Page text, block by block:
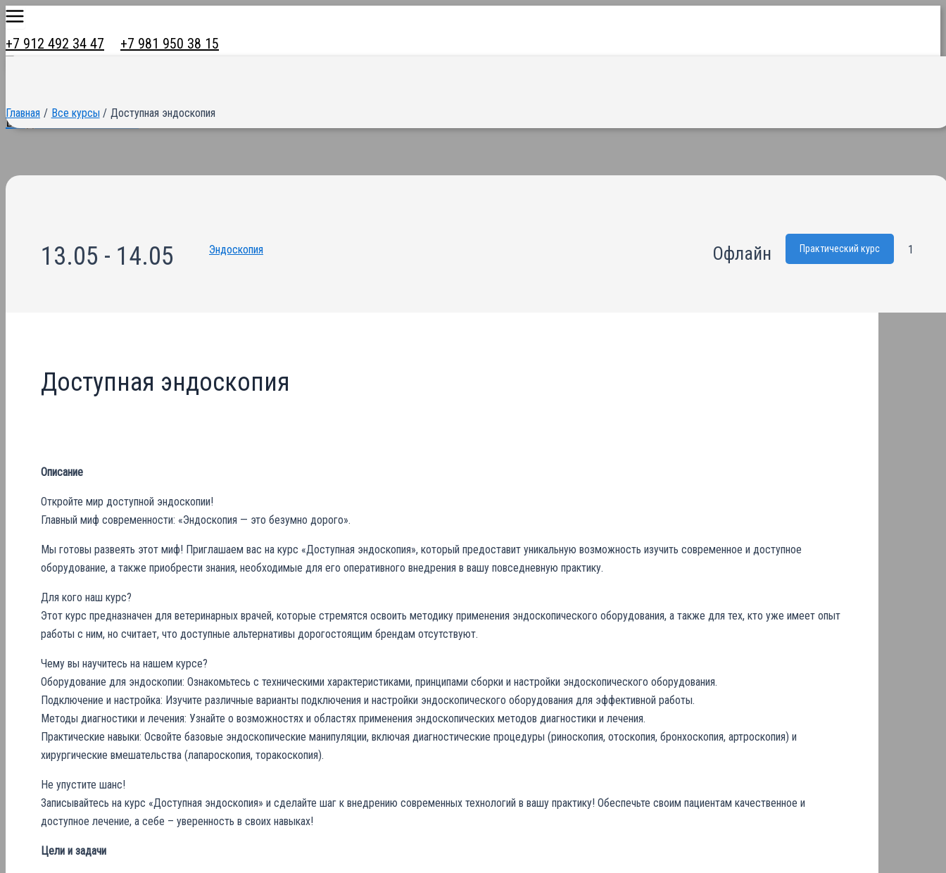
Перейти
содержимому
Main
Menu
+7 912 492 34 47 +7 981 950 38 15
Вход в личный кабинет
Главная Все курсы Доступная эндоскопия
13.05 - 14.05 Эндоскопия Офлайн Практический курс 1
Доступная эндоскопия
Описание
Откройте мир доступной эндоскопии!
Главный миф современности: «Эндоскопия — это безумно дорого».
Мы готовы развеять этот миф! Приглашаем вас на курс «Доступная эндоскопия», который предоставит уникальную возможность изучить современное и доступное
оборудование, а также приобрести знания, необходимые для его оперативного внедрения в вашу повседневную практику.
Для кого наш курс?
Этот курс предназначен для ветеринарных врачей, которые стремятся освоить методику применения эндоскопического оборудования, а также для тех, кто уже имеет опыт
работы с ним, но считает, что доступные альтернативы дорогостоящим брендам отсутствуют.
Чему вы научитесь на нашем курсе?
Оборудование для эндоскопии: Ознакомьтесь с техническими характеристиками, принципами сборки и настройки эндоскопического оборудования.
Подключение и настройка: Изучите различные варианты подключения и настройки эндоскопического оборудования для эффективной работы.
Методы диагностики и лечения: Узнайте о возможностях и областях применения эндоскопических методов диагностики и лечения.
Практические навыки: Освойте базовые эндоскопические манипуляции, включая диагностические процедуры (риноскопия, отоскопия, бронхоскопия, артроскопия) и
хирургические вмешательства (лапароскопия, торакоскопия).
Не упустите шанс!
Записывайтесь на курс «Доступная эндоскопия» и сделайте шаг к внедрению современных технологий в вашу практику! Обеспечьте своим пациентам качественное и
доступное лечение, а себе – уверенность в своих навыках!
Цели и задачи